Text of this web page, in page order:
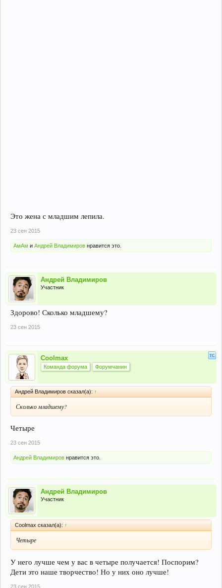
Это жена с младшим лепила.
23 сен 2015
АмАм и Андрей Владимиров нравится это.
Андрей Владимиров
Участник
Здорово! Сколько младшему?
23 сен 2015
Coolmax
Команда форума Форумчанин
Андрей Владимиров сказал(а): ↑
Сколько младшему?
Четыре
23 сен 2015
Андрей Владимиров нравится это.
Андрей Владимиров
Участник
Coolmax сказал(а): ↑
Четыре
У него лучше чем у вас в четыре получается! Поспорим?
Дети это наше творчество! Но у них оно лучше!
23 сен 2015